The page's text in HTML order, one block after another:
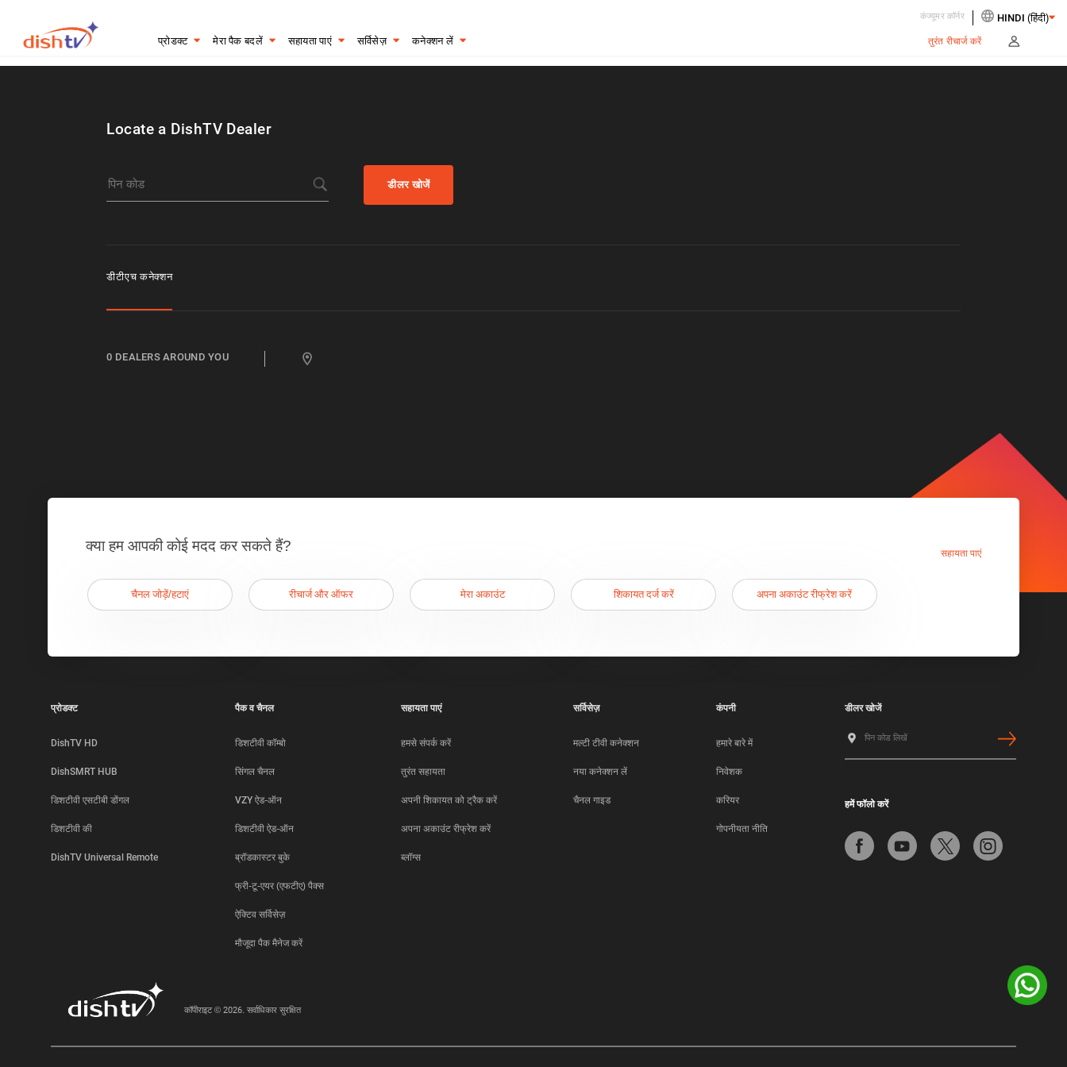
प्रोडक्ट मेरा पैक बदलें सहायता पाएं सर्विसेज़ कनेक्शन लें तुरंत रीचार्ज करें
कंज्यूमर कॉर्नर
Locate a DishTV Dealer
डीलर खोजें
डीटीएच कनेक्शन
0 DEALERS AROUND YOU
क्या हम आपकी कोई मदद कर सकते हैं? सहायता पाएं
चैनल जोड़ें/हटाएं रीचार्ज और ऑफर मेरा अकाउंट शिकायत दर्ज करें अपना अकाउंट रीफ्रेश करें
प्रोडक्ट
DishTV HD
DishSMRT HUB
डिशटीवी एसटीबी डोंगल
डिशटीवी की
DishTV Universal Remote
पैक व चैनल
डिशटीवी कॉम्बो
सिंगल चैनल
VZY ऐड-ऑन
डिशटीवी ऐड-ऑन
ब्रॉडकास्टर बुके
फ्री-टू-एयर (एफटीए) पैक्स
ऐक्टिव सर्विसेज़
मौजूदा पैक मैनेज करें
सहायता पाएं
हमसे संपर्क करें
तुरंत सहायता
अपनी शिकायत को ट्रैक करें
अपना अकाउंट रीफ्रेश करें
ब्लॉग्स
सर्विसेज़
मल्टी टीवी कनेक्शन
नया कनेक्शन लें
चैनल गाइड
कंपनी
हमारे बारे में
निवेशक
करियर
गोपनीयता नीति
डीलर खोजें
हमें फॉलो करें
कॉपीराइट © 2026. सर्वाधिकार सुरक्षित